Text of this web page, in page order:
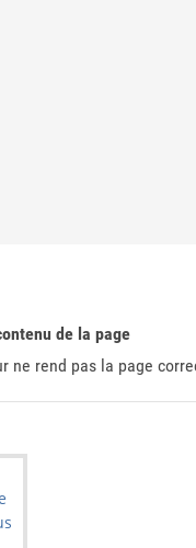
de la page
ne rend pas la page